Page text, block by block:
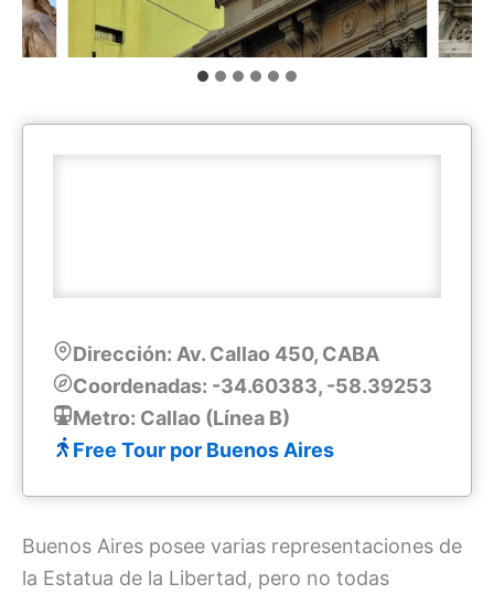
Dirección: Av. Callao 450, CABA
Coordenadas: -34.60383, -58.39253
Metro: Callao (Línea B)
Free Tour por Buenos Aires
Buenos Aires posee varias representaciones de
la Estatua de la Libertad, pero no todas